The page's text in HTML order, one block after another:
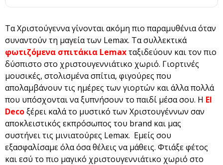
Τα Χριστούγεννα γίνονται ακόμη πιο παραμυθένια όταν
συναντούν τη μαγεία των Lemax. Τα συλλεκτικά
φωτιζόμενα σπιτάκια Lemaxταξιδεύουν και τον πιο
δύσπιστο στο χριστουγεννιάτικο χωριό. Γιορτινές
μουσικές, στολισμένα σπίτια, φιγούρες που
απολαμβάνουν τις ημέρες των γιορτών και άλλα πολλά
που υπόσχονται να ξυπνήσουν το παιδί μέσα σου. Η El
Decoξέρει καλά το μυστικό των Χριστουγέννων σαν
αποκλειστικός εκπρόσωπος του brand και μας
συστήνει τις μινιατούρες Lemax. Εμείς σου
εξασφαλίσαμε όλα όσα θέλεις να μάθεις. Φτιάξε φέτος
και εσύ το πιο μαγικό χριστουγεννιάτικο χωριό στο